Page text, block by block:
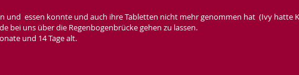
und essen konnte und auch ihre Tabletten nicht mehr genommen hat (Ivy hatte
bei uns über die Regenbogenbrücke gehen zu lassen.
und 14 Tage alt.